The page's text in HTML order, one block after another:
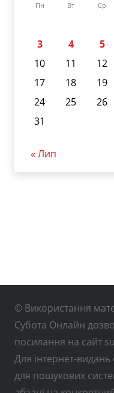
Пн Вт Ср
3
4 5
10
11 12
17
18 19
24
25 26
31
« Лип
© Використання
Субота Онлайн
посилання на сайт
Для інтернет-видань
для пошукових